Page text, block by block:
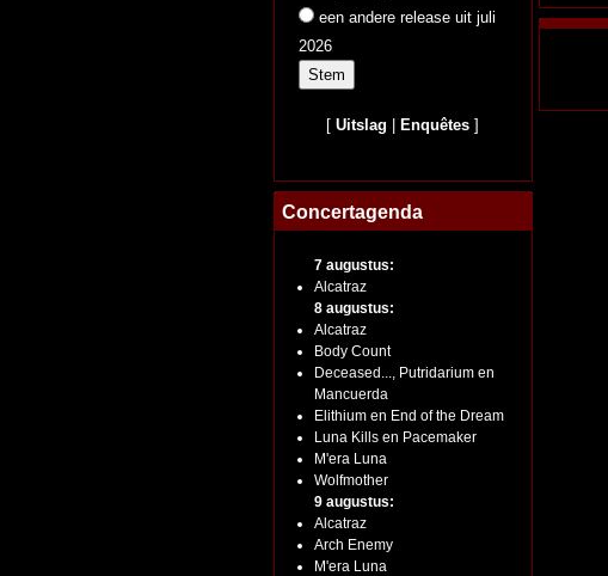
een andere release uit juli
2026
[Uitslag Enquêtes ]
Concertagenda
7 augustus:
Alcatraz
8 augustus:
Alcatraz
Body Count
Deceased..., Putridarium en
Mancuerda
Elithium en End of the Dream
Luna Kills en Pacemaker
M'era Luna
Wolfmother
9 augustus:
Alcatraz
Arch Enemy
M'era Luna